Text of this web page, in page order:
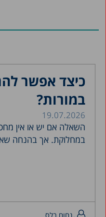
כיצד אפשר
במורות?
19.07.2026
השאלה אם יש או אין
במחלוקת. אך בהנחה
נחום בלס